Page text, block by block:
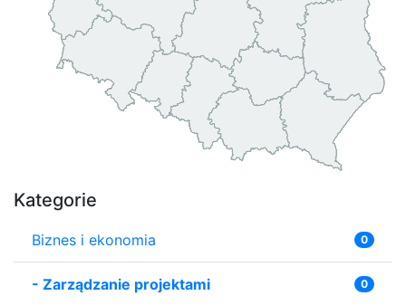
Kategorie
Biznes i ekonomia 0
- Zarządzanie projektami 0